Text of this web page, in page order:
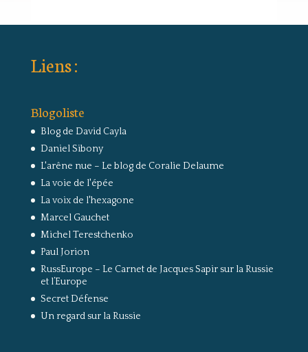
Liens :
Blogoliste
Blog de David Cayla
Daniel Sibony
L'arêne nue – Le blog de Coralie Delaume
La voie de l'épée
La voix de l'hexagone
Marcel Gauchet
Michel Terestchenko
Paul Jorion
RussEurope – Le Carnet de Jacques Sapir sur la Russie
et l’Europe
Secret Défense
Un regard sur la Russie